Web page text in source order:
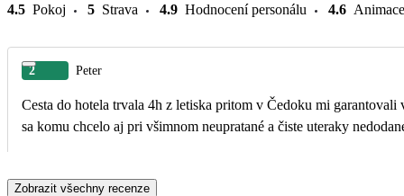
4.5 Pokoj 5 Strava 4.9 Hodnocení personálu 4.6 Animace
2 Peter
Cesta do hotela trvala 4h z letiska pritom v Čedoku mi
sa komu chcelo aj pri všimnom neupratané a čiste uteraky
Zobrazit všechny recenze